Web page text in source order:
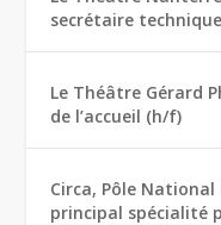
secrétaire
Le Théâtre Gérard
de l’accueil (h/f)
Circa, Pôle
principal spécialité